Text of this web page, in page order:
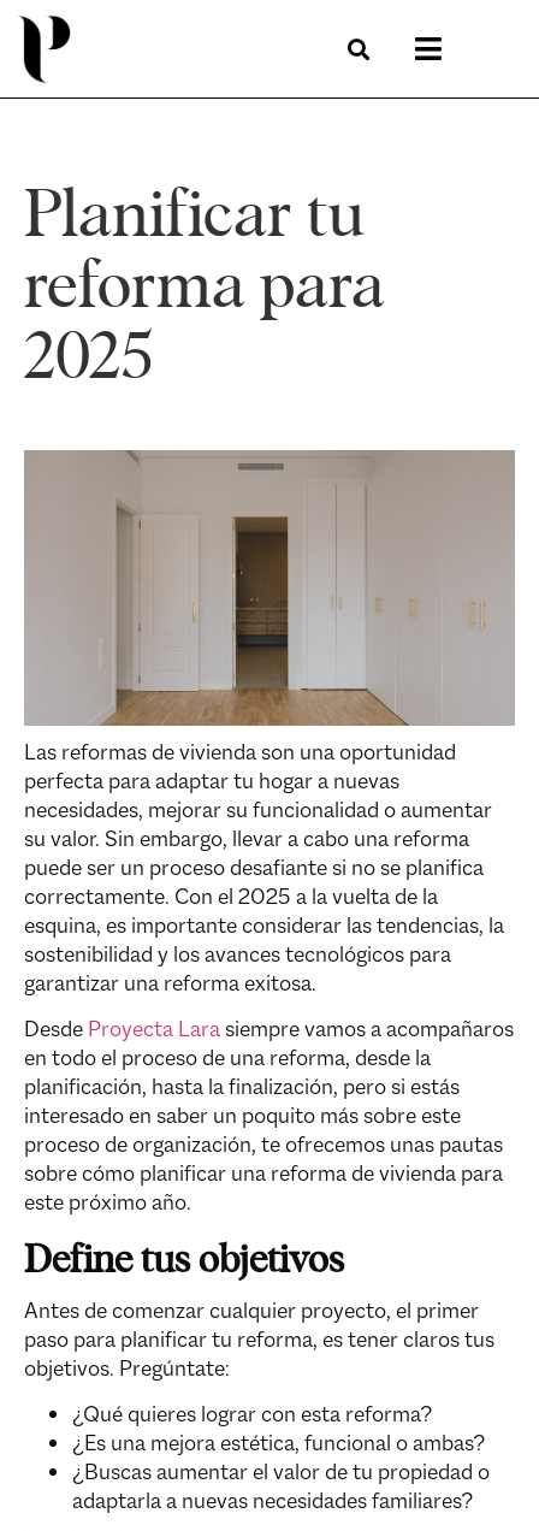
Planificar tu
reforma para
2025
Las reformas de vivienda son una oportunidad
perfecta para adaptar tu hogar a nuevas
necesidades, mejorar su funcionalidad o aumentar
su valor. Sin embargo, llevar a cabo una reforma
puede ser un proceso desafiante si no se planifica
correctamente. Con el 2025 a la vuelta de la
esquina, es importante considerar las tendencias, la
sostenibilidad y los avances tecnológicos para
garantizar una reforma exitosa.
Desde Proyecta Larasiempre vamos a acompañaros
en todo el proceso de una reforma, desde la
planificación, hasta la finalización, pero si estás
interesado en saber un poquito más sobre este
proceso de organización, te ofrecemos unas pautas
sobre cómo planificar una reforma de vivienda para
este próximo año.
Define tus objetivos
Antes de comenzar cualquier proyecto, el primer
paso para planificar tu reforma, es tener claros tus
objetivos. Pregúntate:
¿Qué quieres lograr con esta reforma?
¿Es una mejora estética, funcional o ambas?
¿Buscas aumentar el valor de tu propiedad o
adaptarla a nuevas necesidades familiares?